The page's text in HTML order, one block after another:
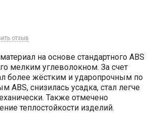
отзыв
на основе стандартного ABS
мелким углеволокном. За счет
более жёстким и ударопрочным по
ABS, снизилась усадка, стал легче
Также отмечено
теплостойкости изделий.